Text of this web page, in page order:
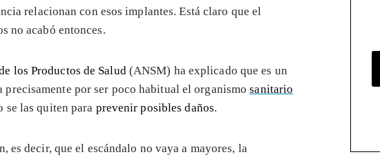
relacionan con esos implantes. Está claro que el
no acabó entonces.
los Productos de Salud(ANSM) ha explicado que es un
precisamente por ser poco habitual el organismosanitario
se las quiten para prevenir posibles daños.
es decir, que el escándalo no vaya a mayores, la